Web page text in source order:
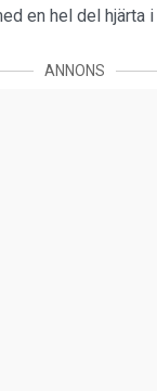
en hel del hjärta
ANNONS